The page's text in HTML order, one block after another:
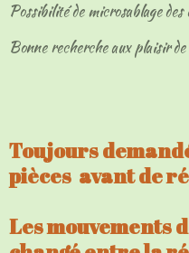
Possibilité de microsablage
Bonne recherche aux plaisir
Toujours
pièces avant de
Les mouvements